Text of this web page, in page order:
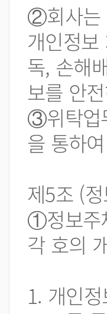
②회사는
개인정
독, 손해
보를 안
③위탁업
을 통하
제5조 (
①정보주
각 호의
1. 개인